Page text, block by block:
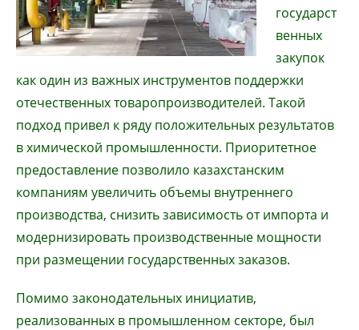
государст
венных
закупок
как один из важных инструментов поддержки
отечественных товаропроизводителей. Такой
подход привел к ряду положительных результатов
в химической промышленности. Приоритетное
предоставление позволило казахстанским
компаниям увеличить объемы внутреннего
производства, снизить зависимость от импорта и
модернизировать производственные мощности
при размещении государственных заказов.
Помимо законодательных инициатив,
реализованных в промышленном секторе, был